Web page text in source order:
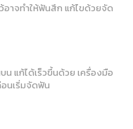
าจทำให้ฟันสึก แก้ไขด้วยจัด
แก้ได้เร็วขึ้นด้วย เครื่องมือ
นเริ่มจัดฟัน